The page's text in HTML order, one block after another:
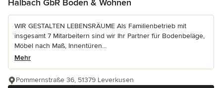
Halbach GbR Boden & Wohnen
WIR GESTALTEN LEBENSRÄUME Als Familienbetrieb mit
insgesamt 7 Mitarbeitern sind wir Ihr Partner für Bodenbeläge,
Möbel nach Maß, Innentüren...
Mehr
Pommernstraße 36, 51379 Leverkusen